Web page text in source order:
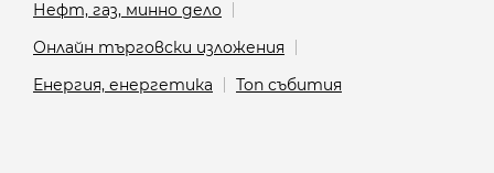
Нефт, газ, минно дело
Онлайн търговски изложения
Енергия, енергетика
Топ събития